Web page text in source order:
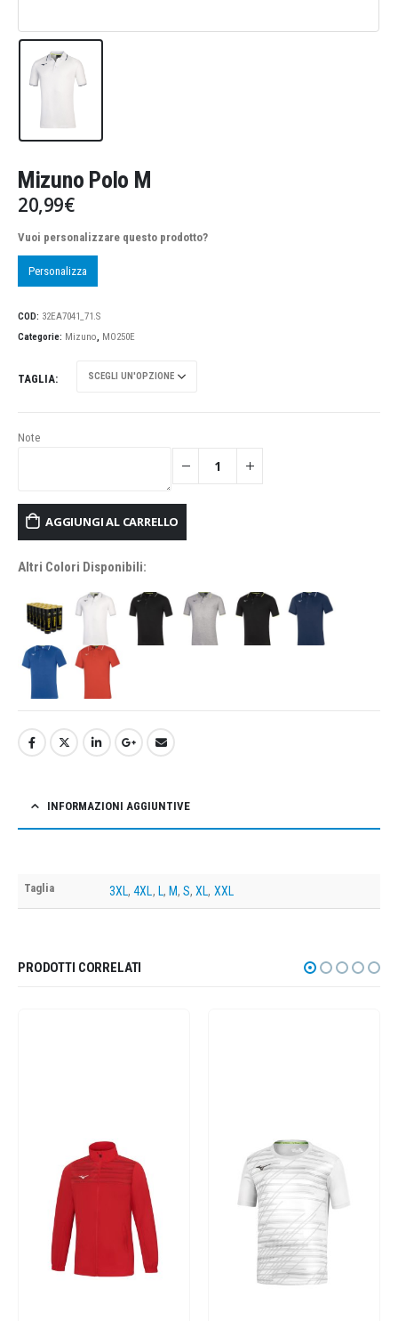
Mizuno Polo M
20,99€
Vuoi personalizzare questo prodotto?
Personalizza
COD: 32EA7041_71.S
Categorie: Mizuno, MO250E
TAGLIA
Note
AGGIUNGI AL CARRELLO
Altri Colori Disponibili:
INFORMAZIONI AGGIUNTIVE
Taglia 3XL,4XL, L, M,S,XL, XXL
PRODOTTI CORRELATI